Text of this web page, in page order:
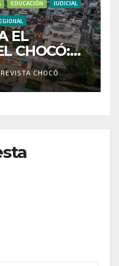
EDUCACIÓN JUDICIAL
EL
CHOCÓ:
LA
CHOCÓ